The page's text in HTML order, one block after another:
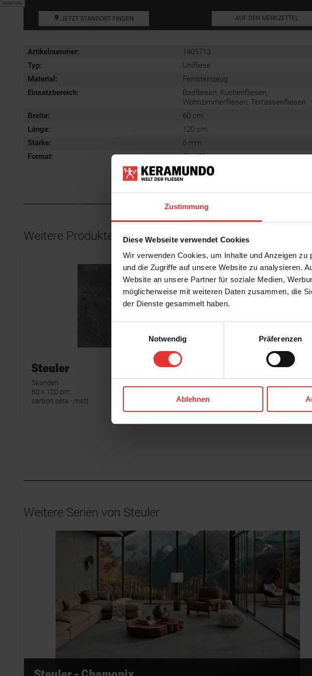
Zustimmung
Diese Webseite verwendet Cookies
Wir verwenden Cookies, um Inhalte und Anzeigen
und die Zugriffe auf unsere Website zu analysieren.
Website an unsere Partner für soziale Medien,
möglicherweise mit weiteren Daten zusammen, die
der Dienste gesammelt haben.
Notwendig
Präferenzen
Ablehnen
JETZT STANDORT FINDEN AUF DEN MERKZETTEL
Artikelnummer:
1405713
Typ:
Unifliese
Material:
Feinsteinzeug
Einsatzbereich:
Badfliesen, Küchenfliesen,
Wohnzimmerfliesen, Terrassenfliesen
Breite:
60 cm
Länge:
120 cm
Stärke:
6 mm
Format: 60x120 cm
Weitere Produkte aus der Serie
Steuler
Skanden
60 x 120 cm
carbon cera - matt
carbon cera - matt
Weitere Serien von Steuler
BERATUNG